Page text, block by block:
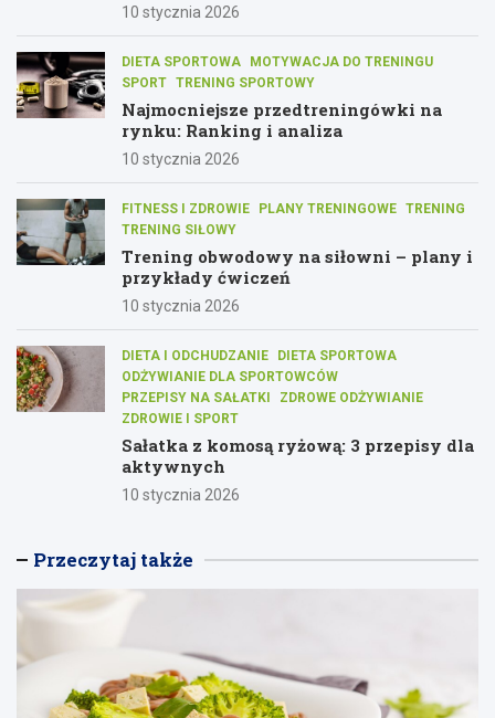
10 stycznia 2026
DIETA SPORTOWA
MOTYWACJA DO TRENINGU
SPORT TRENING SPORTOWY
Najmocniejsze przedtreningówki na
rynku: Ranking i analiza
10 stycznia 2026
FITNESS I ZDROWIE PLANY TRENINGOWE TRENING
TRENING SIŁOWY
Trening obwodowy na siłowni – plany i
przykłady ćwiczeń
10 stycznia 2026
DIETA I ODCHUDZANIE
DIETA SPORTOWA
ODŻYWIANIE DLA SPORTOWCÓW
PRZEPISY NA SAŁATKI
ZDROWE ODŻYWIANIE
ZDROWIE I SPORT
Sałatka z komosą ryżową: 3 przepisy dla
aktywnych
10 stycznia 2026
Przeczytaj także